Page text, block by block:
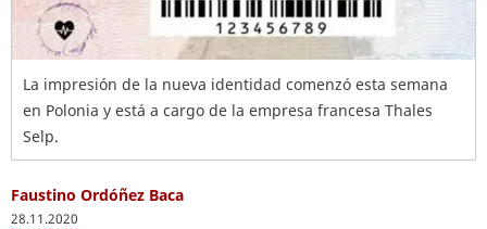
La impresión de la nueva identidad comenzó esta semana
en Polonia y está a cargo de la empresa francesa Thales
Selp.
Faustino Ordóñez Baca
28.11.2020